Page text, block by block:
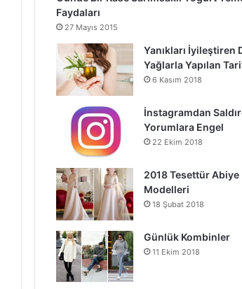
Faydaları
27 Mayıs 2015
Yanıkları İyileştiren
Yağlarla Yapılan
6 Kasım 2018
İnstagramdan
Yorumlara Engel
22 Ekim 2018
2018 Tesettür Abiye
Modelleri
18 Şubat 2018
Günlük Kombinler
11 Ekim 2018